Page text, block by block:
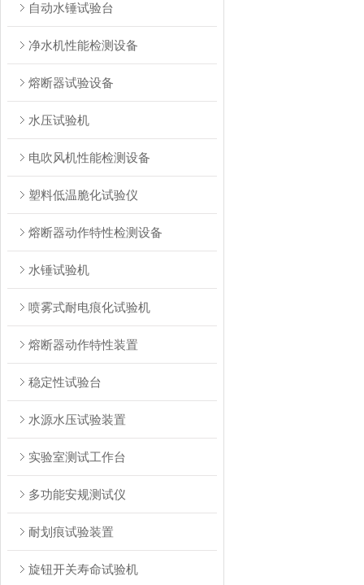
自动水锤试验台
净水机性能检测设备
熔断器试验设备
水压试验机
电吹风机性能检测设备
塑料低温脆化试验仪
熔断器动作特性检测设备
水锤试验机
喷雾式耐电痕化试验机
熔断器动作特性装置
稳定性试验台
水源水压试验装置
实验室测试工作台
多功能安规测试仪
耐划痕试验装置
旋钮开关寿命试验机